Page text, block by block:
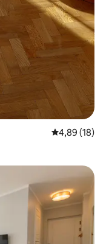
Prosečna
4,89 (18)